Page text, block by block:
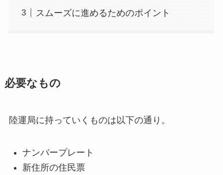
スムーズに進めるためのポイント
必要なもの
陸運局に持っていくものは以下の通り。
ナンバープレート
新住所の住民票